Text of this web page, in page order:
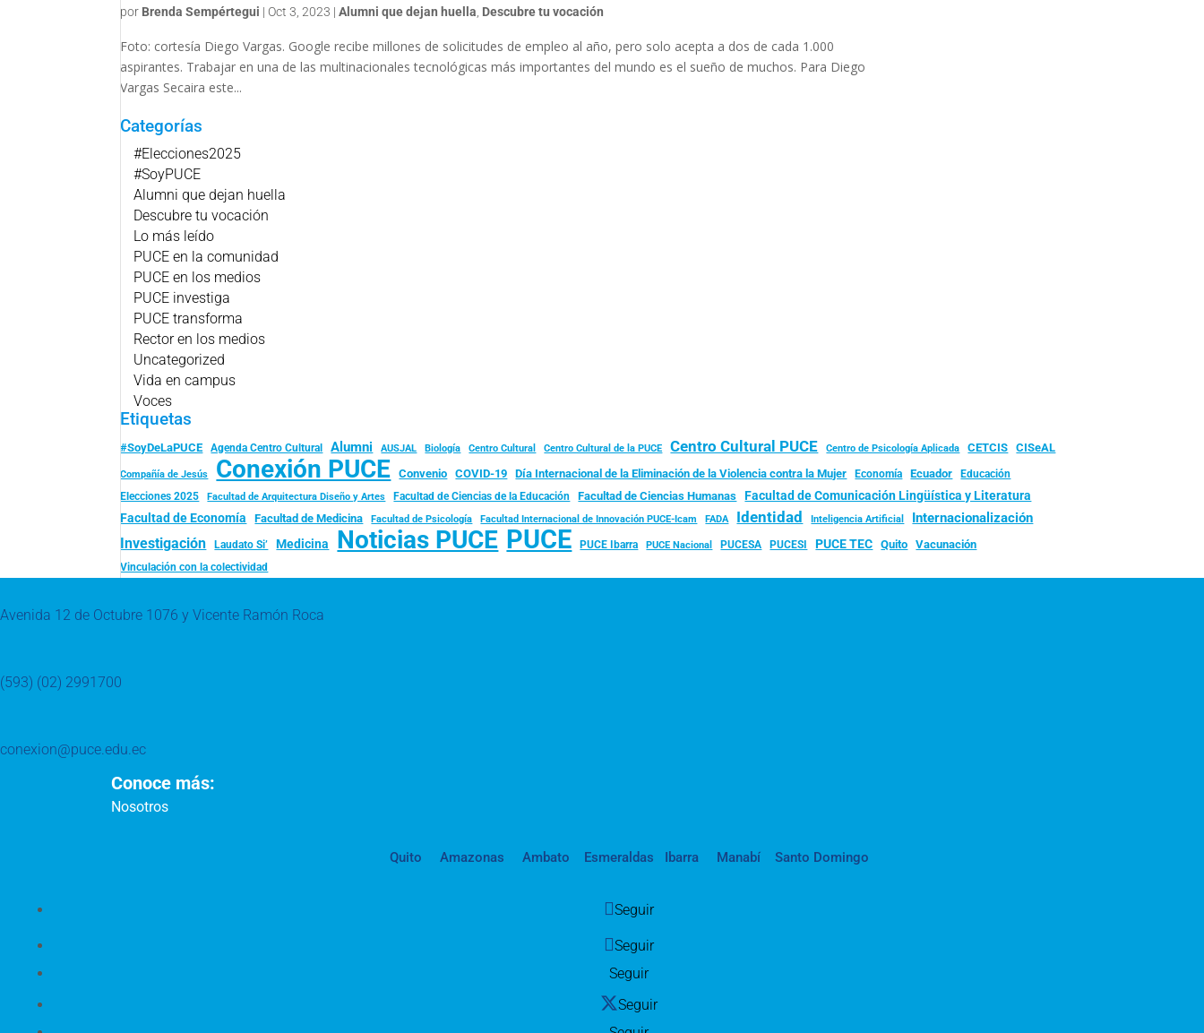
por Brenda Sempértegui | Oct 3, 2023 |Alumni que dejan huella Descubre tu vocación
Foto: cortesía Diego Vargas. Google recibe millones de solicitudes de empleo al año, pero solo acepta a dos de cada 1.000
aspirantes. Trabajar en una de las multinacionales tecnológicas más importantes del mundo es el sueño de muchos. Para Diego
Vargas Secaira este...
Categorías
#Elecciones2025
#SoyPUCE
Alumni que dejan huella
Descubre tu vocación
Lo más leído
PUCE en la comunidad
PUCE en los medios
PUCE investiga
PUCE transforma
Rector en los medios
Uncategorized
Vida en campus
Voces
Etiquetas
#SoyDeLaPUCE Agenda Centro Cultural Alumni AUSJAL Biología Centro Cultural Centro Cultural de la PUCE Centro Cultural PUCE Centro de Psicología Aplicada CETCIS CISeAL
Compañía de Jesús Conexión PUCE Convenio COVID-19 Día Internacional de la Eliminación de la Violencia contra la Mujer Economía Ecuador
Educación
Elecciones 2025
Facultad de Arquitectura Diseño y Artes Facultad de Ciencias de la Educación Facultad de Ciencias Humanas Facultad de Comunicación Lingüística y Literatura
Facultad de Economía Facultad de Medicina Facultad de Psicología Facultad Internacional de Innovación PUCE-Icam FADA Identidad Inteligencia Artificial Internacionalización
Investigación Laudato Si’ Medicina Noticias PUCE PUCE PUCE Ibarra PUCE Nacional PUCESA PUCESI PUCE TEC Quito Vacunación
Vinculación con la colectividad
Avenida 12 de Octubre 1076 y Vicente Ramón Roca
(593) (02) 2991700
conexion@puce.edu.ec
Conoce más:
Nosotros
Quito Amazonas Ambato Esmeraldas Ibarra Manabí Santo Domingo
Seguir
Seguir
Seguir
Seguir